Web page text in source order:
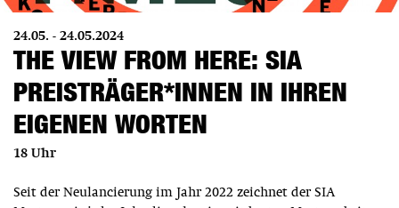
24.05. - 24.05.2024
THE VIEW FROM HERE: SIA
PREISTRÄGER*INNEN IN IHREN
EIGENEN WORTEN
18 Uhr
Seit der Neulancierung im Jahr 2022 zeichnet der SIA